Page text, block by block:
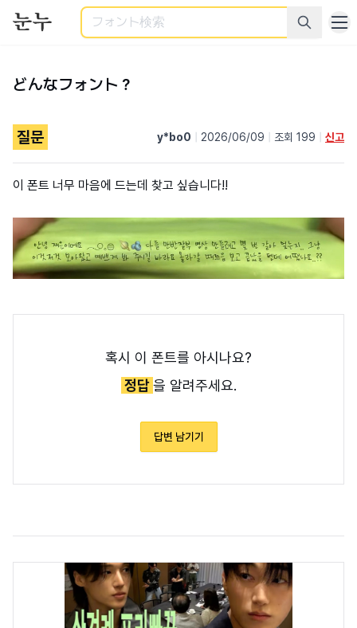
検索
どんなフォント？
질문 y*bo0 2026/06/09 조회 199 신고
이 폰트 너무 마음에 드는데 찾고 싶습니다!!
혹시 이 폰트를 아시나요?
정답을 알려주세요.
답변 남기기